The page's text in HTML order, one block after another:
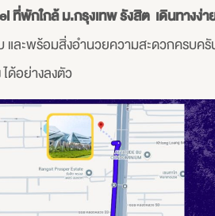
ที่พักใกล้ ม.กรุงเทพ รังสิต เดินทาง
และพร้อมสิ่งอำนวยความสะดวกครบ
ด้อย่างลงตัว